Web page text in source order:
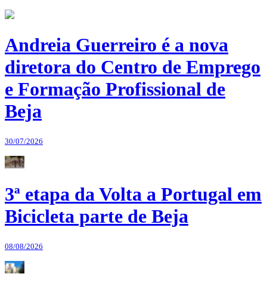
Andreia Guerreiro é a nova
diretora do Centro de Emprego
e Formação Profissional de
Beja
30/07/2026
3ª etapa da Volta a Portugal em
Bicicleta parte de Beja
08/08/2026